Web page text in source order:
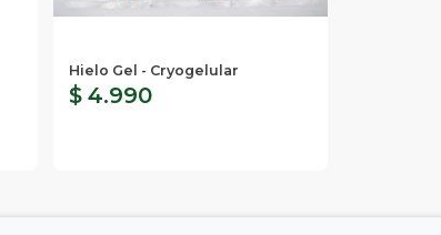
Hielo Gel - Cryogelular
$ 4.990